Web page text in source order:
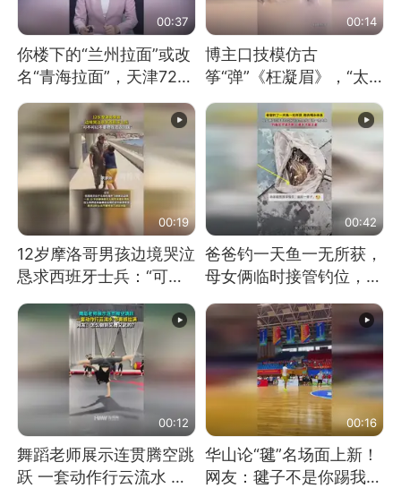
00:37
你楼下的“兰州拉面”或改
名“青海拉面”，天津72家
面馆已集体更换招牌
00:14
博主口技模仿古
筝“弹”《枉凝眉》，“太
像了～你是吃古筝长大的
吗？”“或将成为首位考级
不带古筝的选手。”（来
源：新华每日电讯）
00:19
12岁摩洛哥男孩边境哭泣
恳求西班牙士兵：“可不
可以不要把我遣返回国”
00:42
爸爸钓一天鱼一无所获，
母女俩临时接管钓位，用
玩具鱼竿钓上大鱼
00:12
舞蹈老师展示连贯腾空跳
跃 一套动作行云流水 节
00:16
华山论“毽”名场面上新！
网友：毽子不是你踢我